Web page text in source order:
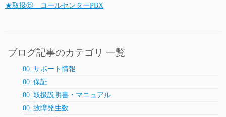
★取扱⑤ コールセンターPBX
ブログ記事のカテゴリ 一覧
00_サポート情報
00_保証
00_取扱説明書・マニュアル
00_故障発生数